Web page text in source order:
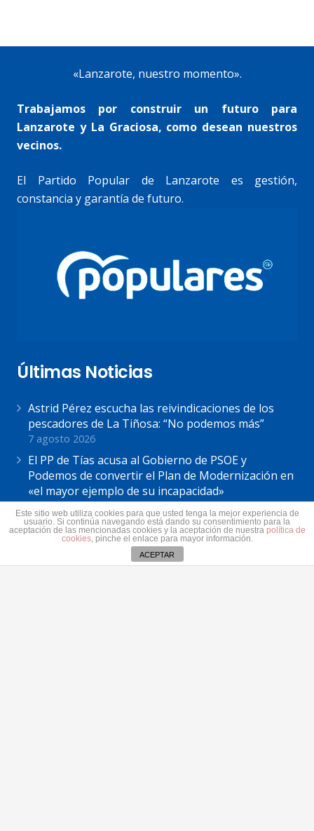
«Lanzarote, nuestro momento».
Trabajamos por construir un futuro para
Lanzarote y La Graciosa, como desean nuestros
vecinos.
El Partido Popular de Lanzarote es gestión,
constancia y garantía de futuro.
Últimas Noticias
Astrid Pérez escucha las reivindicaciones de los
pescadores de La Tiñosa: “No podemos más”
7 agosto 2026
El PP de Tías acusa al Gobierno de PSOE y
Podemos de convertir el Plan de Modernización en
«el mayor ejemplo de su incapacidad»
7 agosto 2026
Astrid Pérez: “Lanzarote y toda Canarias se
solidariza con Ceuta: España no puede seguir sin
una política migratoria de Estado”
Este sitio web utiliza cookies para que usted tenga la mejor experiencia de
usuario. Si continúa navegando está dando su consentimiento para la
aceptación de las mencionadas cookies y la aceptación de nuestra política de
cookies, pinche el enlace para mayor información.
ACEPTAR